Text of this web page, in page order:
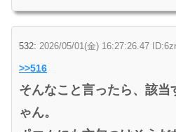
532: 2026/05/01(金) 16:27:26.47
>>516
そんなこと言ったら、該当
ゃん。